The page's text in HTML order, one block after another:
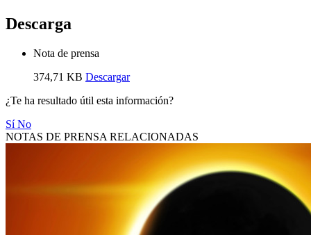
Descarga
Nota de prensa
374,71 KB Descargar
¿Te ha resultado útil esta información?
SíNo
NOTAS DE PRENSA RELACIONADAS